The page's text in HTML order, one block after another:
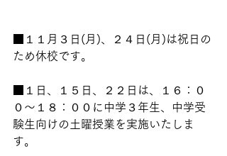
■１１月３日(月)、２４日(月)は祝日の
ため休校です。
■１日、１５日、２２日は、１６：０
０〜１８：００に中学３年生、中学受
験生向けの土曜授業を実施いたしま
す。